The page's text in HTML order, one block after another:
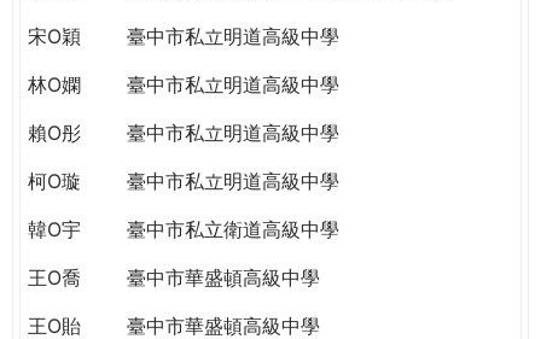
宋O穎
臺中市私立明道高級中學
林O嫻
臺中市私立明道高級中學
賴O彤
臺中市私立明道高級中學
柯O璇
臺中市私立明道高級中學
韓O宇
臺中市私立衛道高級中學
王O喬
臺中市華盛頓高級中學
王O貽
臺中市華盛頓高級中學